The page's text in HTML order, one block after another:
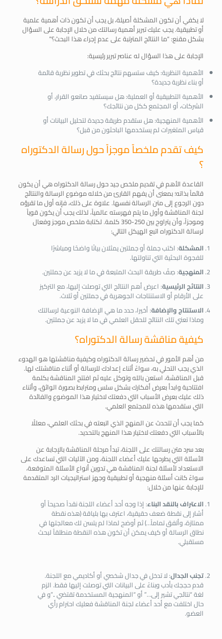
لا يكفي أن تكون المشكلة أصيلة، بل يجب أن تكون ذات أهمية علمية
أو تطبيقية. يجب عليك تبرير أهمية رسالتك من خلال الإجابة على السؤال
بشكل مقنع: “ما النتائج المترتبة على عدم إجراء هذا البحث؟”
الإجابة على هذا السؤال له عناصر تبرير رئيسية:
الأهمية النظرية: كيف ستسهم نتائج بحثك في تطوير نظرية قائمة
أو بناء نظرية جديدة؟
الأهمية التطبيقية أو العملية: هل سيستفيد صانعو القرار، أو
الشركات، أو المجتمع ككل من نتائجك؟
الأهمية المنهجية: هل ستقدم طريقة جديدة لتحليل البيانات أو
قياس المتغيرات لم يستخدمها الباحثون من قبل؟
كيف تقدم ملخصاً موجزاً حول رسالة الدكتوراه
؟
القاعدة الأهم في تقديم ملخص جيد حول رسالة الدكتوراه هي أن يكون
قائماً بذاته؛ بمعنى أن يفهم القارئ من خلاله موضوع الرسالة والنتائج
دون الرجوع إلى متن الرسالة نفسها. علاوة على ذلك، فإنه أول ما تقرؤه
لجنة المناقشة وأول ما يتم فهرسته عالمياً، لذلك يجب أن يكون قوياً
وموجزاً، وأن يتراوح بين 250-350 كلمة. لكتابة ملخص موجز وفعال
لرسالة الدكتوراه اتبع الهيكل التالي:
المشكلة: اكتب جملة أو جملتين يمثلان بيانًا واضحًا ومباشرًا
للفجوة البحثية التي تناولتها.
المنهجية: صِفْ طريقة البحث المتبعة في ما لا يزيد عن جملتين.
النتائج الرئيسية: اعرض أهم النتائج التي توصلت إليها، مع التركيز
على الأرقام أو الاستنتاجات الجوهرية في جملتين أو ثلاث.
الاستنتاج والإضافة: أخيرا، حدد ما هي الإضافة النوعية لرسالتك
وماذا تعني تلك النتائج للحقل العلمي في ما لا يزيد عن جملتين.
كيفية مناقشة رسالة الدكتوراه؟
من أهم الأمور في تحضير رسالة الدكتوراه وكيفية مناقشتها هو الهدوء
الذي يجب التحلي به، سواءً أثناء إعدادك للرسالة أو أثناء مناقشتك لها.
قبل المناقشة، استعن بالله وتوكل عليه ثم افتتح المناقشة بكلمة
افتتاحية وابدأ بعرض أفكارك بشكل سلس ومترابط بصورة الواثق، وأثناء
ذلك عليك بعرض الأسباب التي دفعتك لاختيار هذا الموضوع والفائدة
التي ستقدمها هذه للمجتمع العلمي.
كما يجب أن تتحدث عن المنهج الذي اتبعته في بحثك العلمي، معللًا
بالأسباب التي دفعتك لاختيار هذا المنهج بالتحديد.
بعد سرد متن رسالتك على اللجنة، تبدأ مرحلة المناقشة بالإجابة عن
الأسئلة التي يطرحها عليك أعضاء اللجنة، ومن الآليات التي تساعدك على
الاستعداد لأسئلة لجنة المناقشة هي تدوين أنواع الأسئلة المتوقعة،
سواءً كانت أسئلة منهجية أو تطبيقية وجهز استراتيجيات الرد المتقدمة
للإجابة عنها من خلال:
الاعتراف بالنقد البناء: إذا وجه أحد أعضاء اللجنة نقداً صحيحاً أو
أشار إلى نقطة ضعف حقيقية، اعترف بها بلياقة (هذه نقطة
ممتازة، وأتفق تماماً…) ثم أوضح لماذا لم يتسن لك معالجتها في
نطاق الرسالة أو كيف يمكن أن تكون هذه النقطة منطلقاً لبحث
مستقبلي.
تجنب الجدال: لا تدخل في جدال شخصي أو أكاديمي مع اللجنة.
قدم حججك بأدب وبناءً على البيانات التي توصلت إليها فقط. الزم
لغة “نتائجي تشير إلى…” أو “المنهجية المستخدمة تقتضي ..”و في
حال اختلفت مع أحد أعضاء لجنة المناقشة فعليك احترام رأي
العضو.